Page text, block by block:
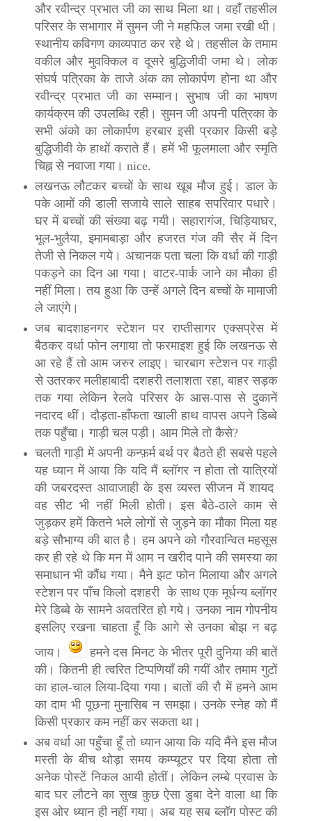
और रवीन्द्र प्रभात जी का साथ मिला था। वहाँ तहसील
परिसर के सभागार में सुमन जी ने महफिल जमा रखी थी।
स्थानीय कविगण काव्यपाठ कर रहे थे। तहसील के तमाम
वकील और मुवक्किल व दूसरे बुद्धिजीवी जमा थे। लोक
संघर्ष पत्रिका के ताजे अंक का लोकार्पण होना था और
रवीन्द्र प्रभात जी का सम्मान। सुभाष जी का भाषण
कार्यक्रम की उपलब्धि रही। सुमन जी अपनी पत्रिका के
सभी अंको का लोकार्पण हरबार इसी प्रकार किसी बड़े
बुद्धिजीवी के हाथों कराते हैं। हमें भी फूलमाला और स्मृति
चिह्न से नवाजा गया। nice.
लखन‍ऊ लौटकर बच्चों के साथ खूब मौज हुई। डाल के
पके आमों की डाली सजाये साले साहब सपरिवार पधारे।
घर में बच्चों की संख्या बढ़ गयी। सहारागंज, चिड़ियाघर,
भूल-भुलैया, इमामबाड़ा और हजरत गंज की सैर में दिन
तेजी से निकल गये। अचानक पता चला कि वर्धा की गाड़ी
पकड़ने का दिन आ गया। वाटर-पार्क जाने का मौका ही
नहीं मिला। तय हुआ कि उन्हें अगले दिन बच्चों के मामाजी
ले जाएंगे।
जब बादशाहनगर स्टेशन पर राप्तीसागर एक्सप्रेस में
बैठकर वर्धा फोन लगाया तो फरमाइश हुई कि लखन‍ऊ से
आ रहे हैं तो आम जरुर लाइए। चारबाग स्टेशन पर गाड़ी
से उतरकर मलीहाबादी दशहरी तलाशता रहा, बाहर सड़क
तक गया लेकिन रेलवे परिसर के आस-पास से दुकानें
नदारद थीं। दौड़ता-हाँफता खाली हाथ वापस अपने डिब्बे
तक पहुँचा। गाड़ी चल पड़ी। आम मिले तो कैसे?
चलती गाड़ी में अपनी कन्फ़र्म बर्थ पर बैठते ही सबसे पहले
यह ध्यान में आया कि यदि मैं ब्लॉगर न होता तो यात्रियों
की जबरदस्त आवाजाही के इस व्यस्त सीजन में शायद
वह सीट भी नहीं मिली होती। इस बैठे-ठाले काम से
जुड़कर हमें कितने भले लोगों से जुड़ने का मौका मिला यह
बड़े सौभाग्य की बात है। हम अपने को गौरवान्वित महसूस
कर ही रहे थे कि मन में आम न खरीद पाने की समस्या का
समाधान भी कौंध गया। मैने झट फोन मिलाया और अगले
स्टेशन पर पाँच किलो दशहरी के साथ एक मूर्धन्य ब्लॉगर
मेरे डिब्बे के सामने अवतरित हो गये। उनका नाम गोपनीय
इसलिए रखना चाहता हूँ कि आगे से उनका बोझ न बढ़
जाय।
हमने दस मिनट के भीतर पूरी दुनिया की बातें
की। कितनी ही त्वरित टिप्पणियाँ की गयीं और तमाम गुटों
का हाल-चाल लिया-दिया गया। बातों की रौ में हमने आम
का दाम भी पूछना मुनासिब न समझा। उनके स्नेह को मैं
किसी प्रकार कम नहीं कर सकता था।
अब वर्धा आ पहुँचा हूँ तो ध्यान आया कि यदि मैंने इस मौज
मस्ती के बीच थोड़ा समय कम्प्यूटर पर दिया होता तो
अनेक पोस्टें निकल आयी होतीं। लेकिन लम्बे प्रवास के
बाद घर लौटने का सुख कुछ ऐसा डुबा देने वाला था कि
इस ओर ध्यान ही नहीं गया। अब यह सब ब्लॉग पोस्ट की